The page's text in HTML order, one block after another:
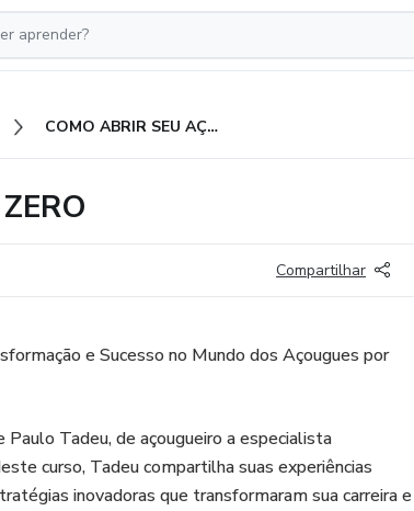
COMO ABRIR SEU AÇOUGUE DO ZERO
Compartilhar
e Sucesso no Mundo dos Açougues por
Paulo Tadeu, de açougueiro a especialista
curso, Tadeu compartilha suas experiências
inovadoras que transformaram sua carreira e